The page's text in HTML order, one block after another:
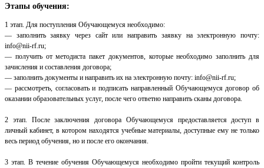
Этапы обучения:
1 этап. Для поступления Обучающемуся необходимо:
— заполнить заявку через сайт или направить заявку на электронную почту:
info@nii-rf.ru;
— получить от методиста пакет документов, которые необходимо заполнить для
зачисления и составления договора;
— заполнить документы и направить их на электронную почту: info@nii-rf.ru;
— рассмотреть, согласовать и подписать направленный Обучающемуся договор об
оказании образовательных услуг, после чего ответно направить сканы договора.
2 этап. После заключения договора Обучающемуся предоставляется доступ в
личный кабинет, в котором находятся учебные материалы, доступные ему не только
весь период обучения, но и после его окончания.
3 этап. В течение обучения Обучающемуся необходимо пройти текущий контроль